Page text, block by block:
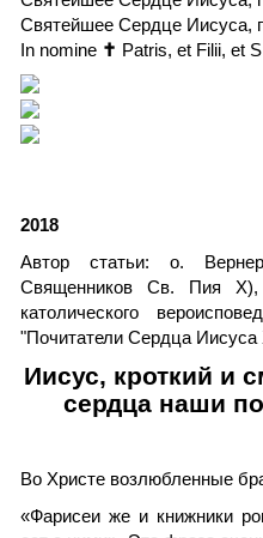
Святейшее Сердце Иисуса,
In nomine ✝ Patris, et Filii, et
2018
Автор статьи: о.
Священников Св. Пия Х),
католического
"Почитатели Сердца Иисуса
Иисус, кроткий и
сердца наши
Во Христе возлюбленные
«Фарисеи же и книжники